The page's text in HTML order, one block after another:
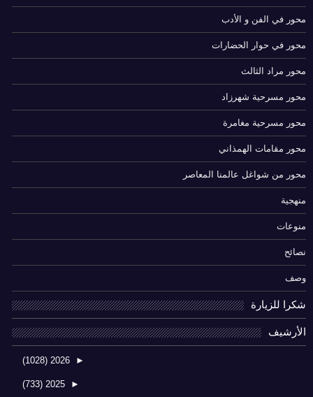
محور في الفن و الأدب
محور في حوار الحضارات
محور مراد الثالث
محور مسرحية شهرزاد
محور مسرحية مغامرة
محور مقامات الهمذاني
محور من شواغل عالمنا المعاصر
منهجية
منوعات
نصائح
وصف
شكرا للزيارة
الأرشيف
►
2026
(1028)
►
2025
(733)